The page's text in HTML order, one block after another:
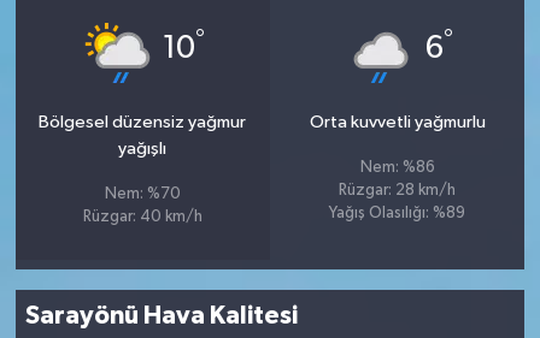
10°
Bölgesel düzensiz yağmur
yağışlı
Nem: %70
Rüzgar: 40 km/h
6°
Orta kuvvetli yağmurlu
Nem: %86
Rüzgar: 28 km/h
Yağış Olasılığı: %89
Sarayönü Hava Kalitesi